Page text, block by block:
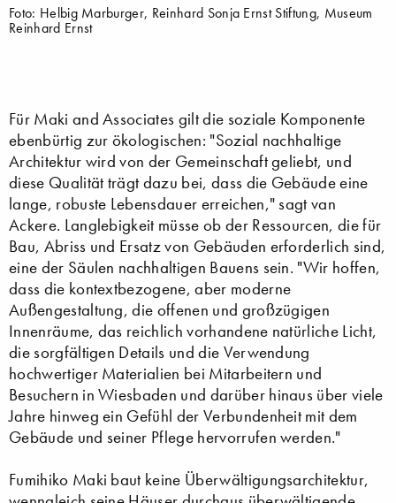
Foto: Helbig Marburger, Reinhard Sonja Ernst Stiftung, Museum
Reinhard Ernst
Für Maki and Associates gilt die soziale Komponente
ebenbürtig zur ökologischen: "Sozial nachhaltige
Architektur wird von der Gemeinschaft geliebt, und
diese Qualität trägt dazu bei, dass die Gebäude eine
lange, robuste Lebensdauer erreichen," sagt van
Ackere. Langlebigkeit müsse ob der Ressourcen, die für
Bau, Abriss und Ersatz von Gebäuden erforderlich sind,
eine der Säulen nachhaltigen Bauens sein. "Wir hoffen,
dass die kontextbezogene, aber moderne
Außengestaltung, die offenen und großzügigen
Innenräume, das reichlich vorhandene natürliche Licht,
die sorgfältigen Details und die Verwendung
hochwertiger Materialien bei Mitarbeitern und
Besuchern in Wiesbaden und darüber hinaus über viele
Jahre hinweg ein Gefühl der Verbundenheit mit dem
Gebäude und seiner Pflege hervorrufen werden."
Fumihiko Maki baut keine Überwältigungsarchitektur,